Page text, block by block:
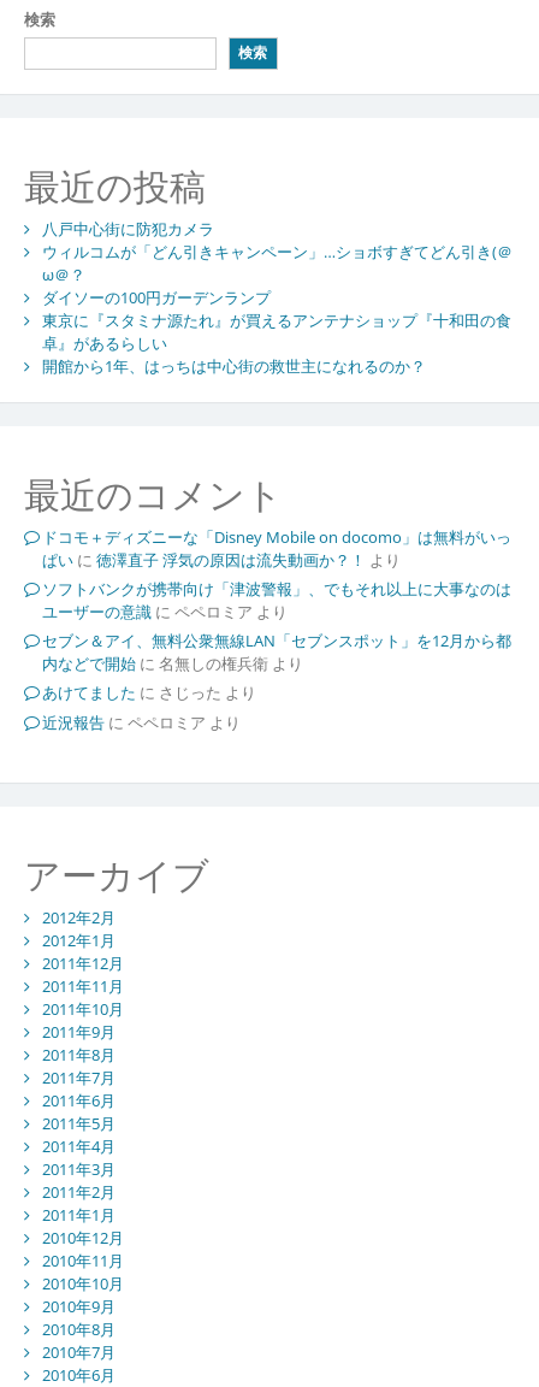
検索
検索
最近の投稿
八戸中心街に防犯カメラ
ウィルコムが「どん引きキャンペーン」…ショボすぎてどん引き(＠
ω＠？
ダイソーの100円ガーデンランプ
東京に『スタミナ源たれ』が買えるアンテナショップ『十和田の食
卓』があるらしい
開館から1年、はっちは中心街の救世主になれるのか？
最近のコメント
ドコモ＋ディズニーな「Disney Mobile on docomo」は無料がいっ
ぱいに 徳澤直子 浮気の原因は流失動画か？！ より
ソフトバンクが携帯向け「津波警報」、でもそれ以上に大事なのは
ユーザーの意識に ペペロミア より
セブン＆アイ、無料公衆無線LAN「セブンスポット」を12月から都
内などで開始に 名無しの権兵衛より
あけてました に さじった より
近況報告に ペペロミア より
アーカイブ
2012年2月
2012年1月
2011年12月
2011年11月
2011年10月
2011年9月
2011年8月
2011年7月
2011年6月
2011年5月
2011年4月
2011年3月
2011年2月
2011年1月
2010年12月
2010年11月
2010年10月
2010年9月
2010年8月
2010年7月
2010年6月